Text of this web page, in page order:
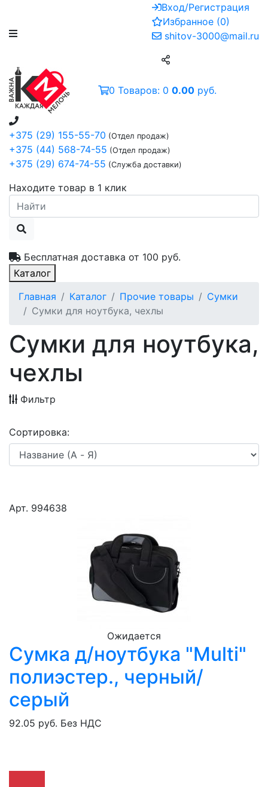
Вход/Регистрация
Избранное (0)
shitov-3000@mail.ru
+375 (29) 155-55-70 (Отдел продаж)
+375 (44) 568-74-55 (Отдел продаж)
+375 (29) 674-74-55 (Служба доставки)
Находите товар в 1 клик
Бесплатная доставка от 100 руб.
0 Товаров: 0 0.00 руб.
Каталог
Главная
Каталог Прочие товары
Сумки
Сумки для ноутбука, чехлы
Сумки для ноутбука,
чехлы
Фильтр
Сортировка:
Арт. 994638
Ожидается
Сумка д/ноутбука "Multi"
полиэстер., черный/
серый
92.05 руб. Без НДС